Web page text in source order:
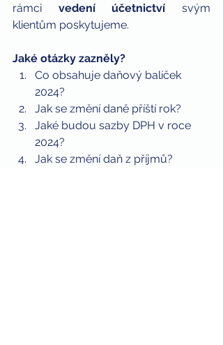
rámci vedení účetnictví svým
klientům poskytujeme.
Jaké otázky zazněly?
Co obsahuje daňový balíček
2024?
Jak se změní daně příští rok?
Jaké budou sazby DPH v roce
2024?
Jak se změní daň z příjmů?